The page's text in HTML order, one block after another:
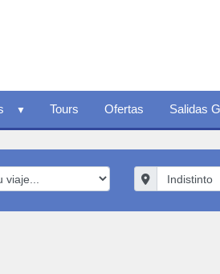
Tours Ofertas Salidas